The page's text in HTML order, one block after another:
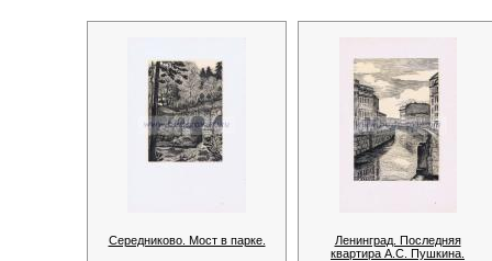
Середниково. Мост в парке.
Ленинград. Последняя
квартира А.С. Пушкина.